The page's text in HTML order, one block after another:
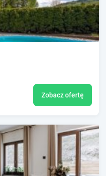
Zobacz ofertę